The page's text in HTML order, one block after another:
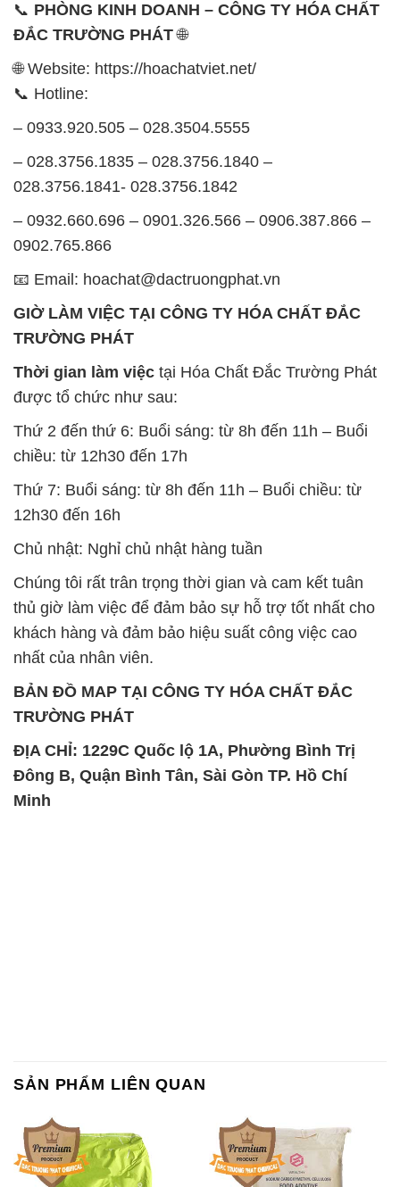
📞 PHÒNG KINH DOANH – CÔNG TY HÓA CHẤT
ĐẮC TRƯỜNG PHÁT🌐
🌐 Website: https://hoachatviet.net/
📞 Hotline:
– 0933.920.505 – 028.3504.5555
– 028.3756.1835 – 028.3756.1840 –
028.3756.1841- 028.3756.1842
– 0932.660.696 – 0901.326.566 – 0906.387.866 –
0902.765.866
📧 Email: hoachat@dactruongphat.vn
GIỜ LÀM VIỆC TẠI CÔNG TY HÓA CHẤT ĐẮC
TRƯỜNG PHÁT
Thời gian làm việc tại Hóa Chất Đắc Trường Phát
được tổ chức như sau:
Thứ 2 đến thứ 6: Buổi sáng: từ 8h đến 11h – Buổi
chiều: từ 12h30 đến 17h
Thứ 7: Buổi sáng: từ 8h đến 11h – Buổi chiều: từ
12h30 đến 16h
Chủ nhật: Nghỉ chủ nhật hàng tuần
Chúng tôi rất trân trọng thời gian và cam kết tuân
thủ giờ làm việc để đảm bảo sự hỗ trợ tốt nhất cho
khách hàng và đảm bảo hiệu suất công việc cao
nhất của nhân viên.
BẢN ĐỒ MAP TẠI CÔNG TY HÓA CHẤT ĐẮC
TRƯỜNG PHÁT
ĐỊA CHỈ: 1229C Quốc lộ 1A, Phường Bình Trị
Đông B, Quận Bình Tân, Sài Gòn TP. Hồ Chí
Minh
SẢN PHẨM LIÊN QUAN